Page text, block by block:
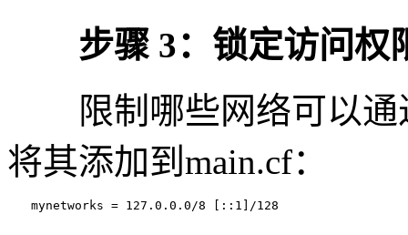
步骤 3：锁定访问权
限制哪些网络可以通
将其添加到main.cf：
mynetworks = 127.0.0.0/8 [::1]/128